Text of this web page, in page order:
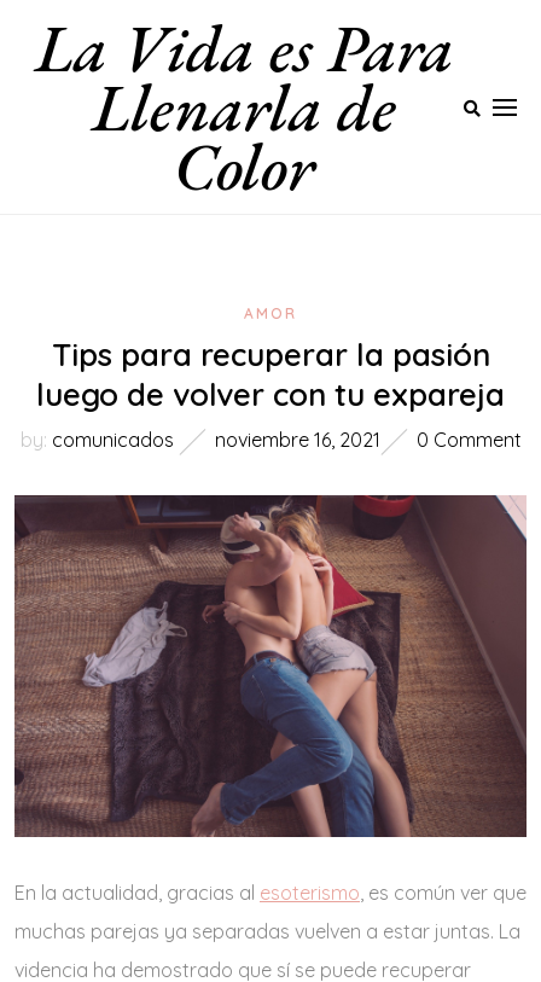
La Vida es Para
Llenarla de
Color
AMOR
Tips para recuperar la pasión
luego de volver con tu expareja
by: comunicados noviembre 16, 2021 0 Comment
En la actualidad, gracias al esoterismo , es común ver que
muchas parejas ya separadas vuelven a estar juntas. La
videncia ha demostrado que sí se puede recuperar